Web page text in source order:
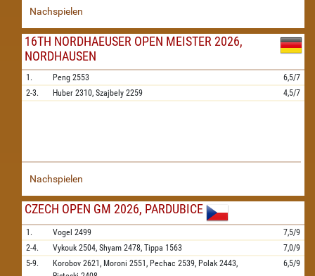
Nachspielen
16TH NORDHAEUSER OPEN MEISTER 2026,
NORDHAUSEN
1. Peng 2553
6,5/7
2-3.
Huber 2310, Szajbely 2259 4,5/7
Nachspielen
CZECH OPEN GM 2026, PARDUBICE
1. Vogel 2499
7,5/9
2-4.
Vykouk 2504, Shyam 2478, Tippa 1563
7,0/9
5-9.
Korobov 2621, Moroni 2551, Pechac 2539, Polak 2443,
6,5/9